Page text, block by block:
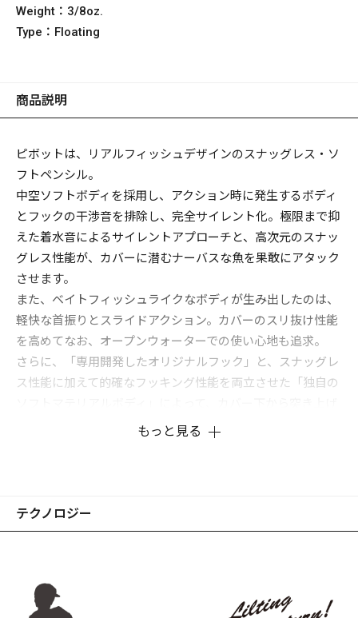
Weight： 3/8oz.
Type： Floating
商品説明
ピボットは、リアルフィッシュデザインのスナッグレス・ソ
フトペンシル。
中空ソフトボディを採用し、アクション時に発生するボディ
とフックの干渉音を排除し、完全サイレント化。極限まで抑
えた着水音によるサイレントアプローチと、高次元のスナッ
グレス性能が、カバーに潜むナーバスな魚を果敢にアタック
させます。
また、ベイトフィッシュライクなボディが生み出したのは、
軽快な首振りとスライドアクション。カバーのスリ抜け性能
を高めてなお、オープンウォーターでの使い心地も追求。
さらに、「専用開発したオリジナルフック」と、スナッグレ
ス性能に加えて的確なフッキング性能を両立させた「独自の
るラフバイトも、高確率でフックセットに持ち込みます。
※画像はプロトタイプです。
もっと見る
テクノロジー